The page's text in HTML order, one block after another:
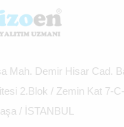
Mah. Demir Hisar Cad.
2.Blok / Zemin Kat 7-
/ İSTANBUL